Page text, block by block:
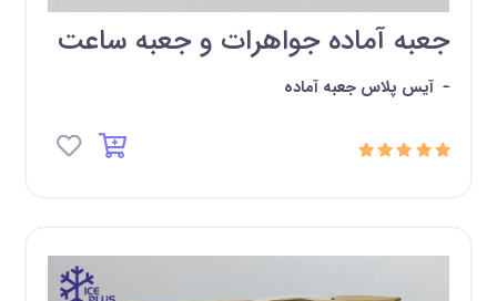
جعبه آماده جواهرات و جعبه ساعت
- آیس پلاس جعبه آماده